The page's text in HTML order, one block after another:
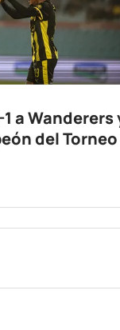
a Wanderers
del Torneo